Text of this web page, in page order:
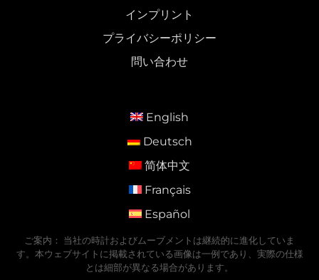
インプリント
プライバシーポリシー
問い合わせ
English
Deutsch
简体中文
Français
Español
ご案内： 当社の時計およびムーブメントは継続的に進化していま
す。本ウェブサイトに掲載されている画像は一例であり、実際の仕様
とは細部が異なる場合があります。